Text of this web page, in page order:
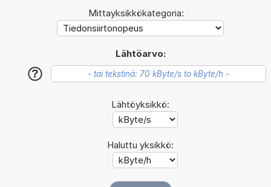
Mittayksikkökategoria:
Lähtöarvo:
?
Lähtöyksikkö:
Haluttu yksikkö: